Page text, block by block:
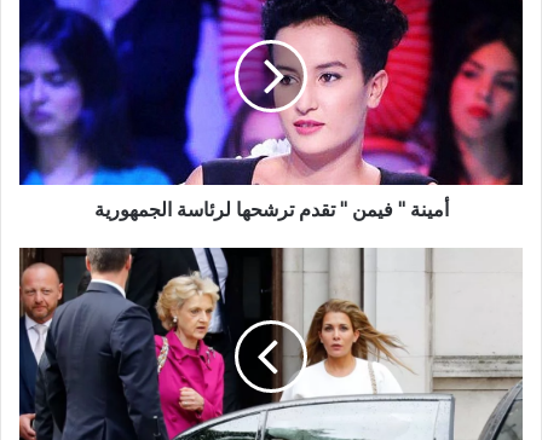
أمينة " فيمن " تقدم ترشحها لرئاسة الجمهورية